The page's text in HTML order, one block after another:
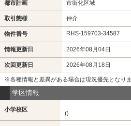
都市計画 市街化区域
取引態様 仲介
物件番号 RHS-159703-34587
情報更新日 2026年08月04日
次回更新日 2026年08月18日
※各種情報と差異がある場合は現況優先となり
学区情報
小学校区
()